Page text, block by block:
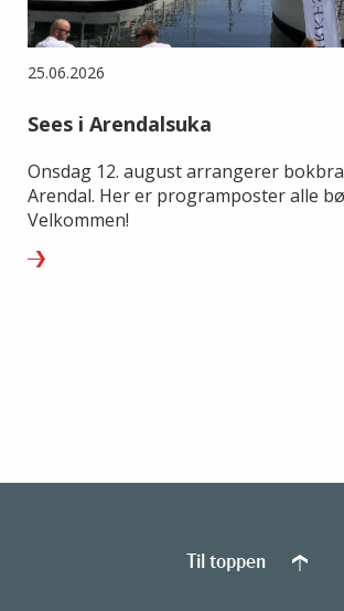
25.06.2026
Sees i Arendalsuka
Onsdag 12. august arrangerer
Arendal. Her er programposter alle
Velkommen!
Til toppen